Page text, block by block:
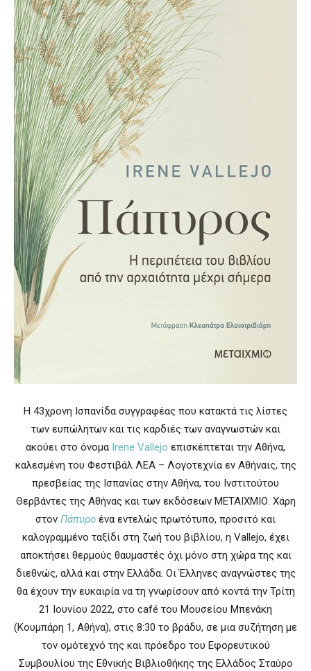
Η 43χρονη Ισπανίδα συγγραφέας που κατακτά τις λίστες
των ευπώλητων και τις καρδιές των αναγνωστών και
ακούει στο όνομα Irene Vallejo επισκέπτεται την Αθήνα,
καλεσμένη του Φεστιβάλ ΛΕΑ – Λογοτεχνία εν Αθήναις, της
πρεσβείας της Ισπανίας στην Αθήνα, του Ινστιτούτου
Θερβάντες της Αθήνας και των εκδόσεων ΜΕΤΑΙΧΜΙΟ. Χάρη
στον Πάπυρο ένα εντελώς πρωτότυπο, προσιτό και
καλογραμμένο ταξίδι στη ζωή του βιβλίου, η Vallejo, έχει
αποκτήσει θερμούς θαυμαστές όχι μόνο στη χώρα της και
διεθνώς, αλλά και στην Ελλάδα. Οι Έλληνες αναγνώστες της
θα έχουν την ευκαιρία να τη γνωρίσουν από κοντά την Τρίτη
21 Ιουνίου 2022, στο café του Μουσείου Μπενάκη
(Κουμπάρη 1, Αθήνα), στις 8:30 το βράδυ, σε μια συζήτηση με
τον ομότεχνό της και πρόεδρο του Εφορευτικού
Συμβουλίου της Εθνικής Βιβλιοθήκης της Ελλάδος Σταύρο